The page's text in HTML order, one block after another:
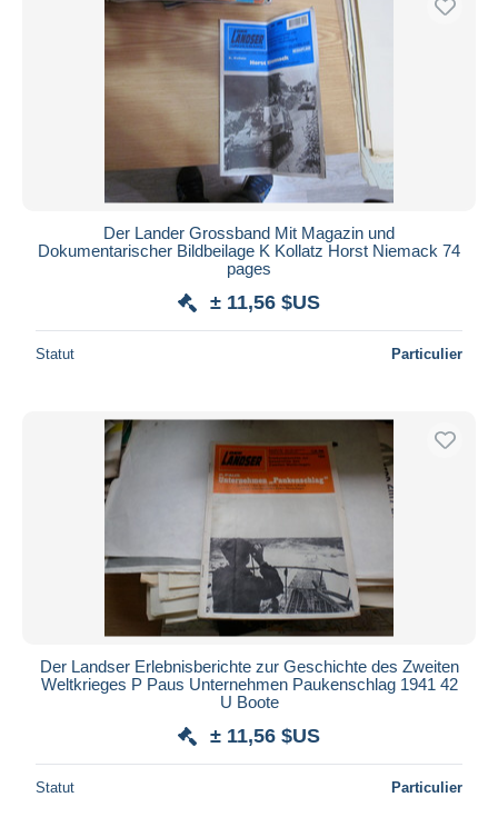
Der Lander Grossband Mit Magazin und
Dokumentarischer Bildbeilage K Kollatz Horst Niemack 74
pages
± 11,56 $US
Statut Particulier
Der Landser Erlebnisberichte zur Geschichte des Zweiten
Weltkrieges P Paus Unternehmen Paukenschlag 1941 42
U Boote
± 11,56 $US
Statut Particulier